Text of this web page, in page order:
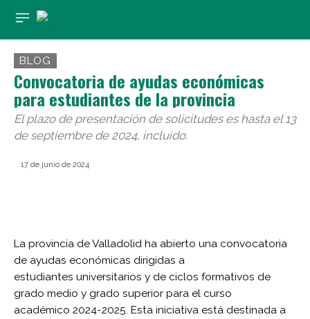
BLOG
Convocatoria de ayudas económicas
para estudiantes de la provincia
El plazo de presentación de solicitudes es hasta el 13
de septiembre de 2024, incluido.
17 de junio de 2024
La provincia de Valladolid ha abierto una convocatoria
de ayudas económicas dirigidas a
estudiantes universitarios y de ciclos formativos de
grado medio y grado superior para el curso
académico 2024-2025. Esta iniciativa está destinada a